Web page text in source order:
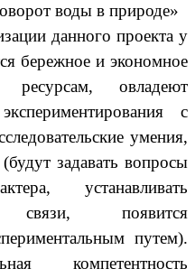
воды в природе»
данного проекта у
бережное и экономное
овладеют
с
умения,
задавать вопросы
устанавливать
связи, появится
путем).
компетентность